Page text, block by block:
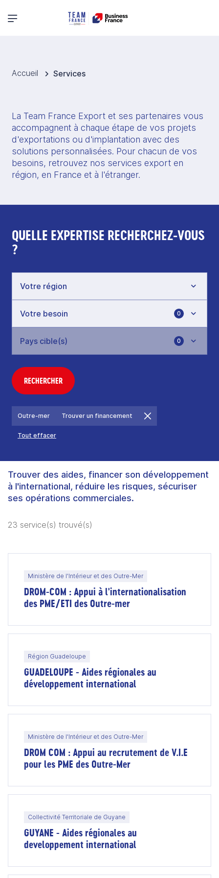
Menu principal
Accueil Services
La Team France Export et ses partenaires vous
accompagnent à chaque étape de vos projets
d'exportations ou d'implantation avec des
solutions personnalisées. Pour chacun de vos
besoins, retrouvez nos services export en
région, en France et à l'étranger.
QUELLE EXPERTISE RECHERCHEZ-VOUS
?
0
0
RECHERCHER
Outre-mer Trouver un financement
Tout effacer
Trouver des aides, financer son développement
à l'international, réduire les risques, sécuriser
ses opérations commerciales.
23 service(s) trouvé(s)
Ministère de l'Intérieur et des Outre-Mer
DROM-COM : Appui à l'internationalisation
des PME/ETI des Outre-mer
Région Guadeloupe
GUADELOUPE - Aides régionales au
développement international
Ministère de l'Intérieur et des Outre-Mer
DROM COM : Appui au recrutement de V.I.E
pour les PME des Outre-Mer
Collectivité Territoriale de Guyane
GUYANE - Aides régionales au
developpement international